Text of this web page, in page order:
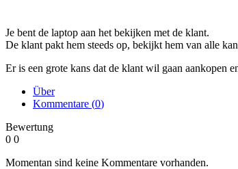
Je bent de laptop aan het bekijken met de klant.
De klant pakt hem steeds op, bekijkt hem van alle
Er is een grote kans dat de klant wil gaan aankopen
Über
Kommentare (0)
Bewertung
0 0
Momentan sind keine Kommentare vorhanden.